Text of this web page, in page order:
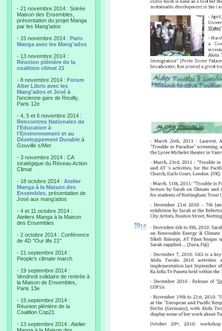
- 21 novembre 2014 : Soirée
Maison des Ensembles,
présentation du projet Manga
par les Mang'ados
- 15 novembre 2014 : Paris
Manga avec les Mang'ados
- 13 novembre 2014 :
Réunion plénière de la
coalition climat 21
- 8 novembre 2014 : Forum
Alter Libris avec les
Mang'ados et José à
l'ancienne gare de Reuilly,
Paris 12e
- 4, 5 et 6 novembre 2014 :
Rencontres Nationales de
l'Education à
l'Environnement et au
Développement Durable à
Gouville s/Mer
- 3 novembre 2014 : CA
stratégique du Réseau Action
Climat
- 18 octobre 2014 : Atelier
Manga à la Maison des
Ensembles , présentation de
José aux mang'ados
- 4 et 11 octobre 2014 :
Ateliers Manga à la Maison
des Ensembles
- 2 octobre 2014 : Conférence
de 4D "Our life 21"
- 21 septembre 2014 :
People's climate march
- 19 septembre 2014 :
Vendredi solidaire de rentrée à
la Maison de Ensembles,
Paris 13e
- 15 septembre 2014 :
Réunion plénière de la
Coalition Cop21
- 13 septembre 2014 : Atelier